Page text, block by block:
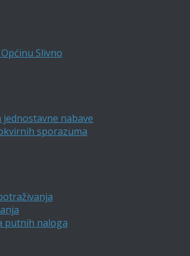
Slivno
nabave
sporazuma
putnih naloga